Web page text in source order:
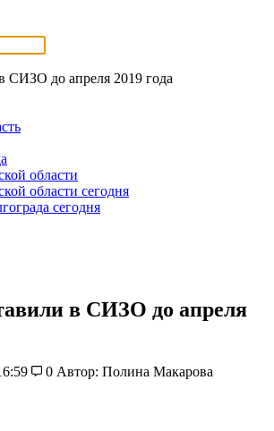
СИЗО до апреля 2019 года
области
области сегодня
сегодня
в СИЗО до апреля
0 Автор: Полина Макарова